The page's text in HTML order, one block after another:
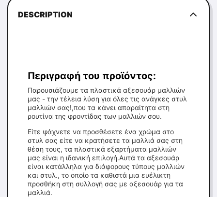
DESCRIPTION
Περιγραφή του προϊόντος:
Παρουσιάζουμε τα πλαστικά αξεσουάρ μαλλιών
μας - την τέλεια λύση για όλες τις ανάγκες στυλ
μαλλιών σας!,που τα κάνει απαραίτητα στη
ρουτίνα της φροντίδας των μαλλιών σου.
Είτε ψάχνετε να προσθέσετε ένα χρώμα στο
στυλ σας είτε να κρατήσετε τα μαλλιά σας στη
θέση τους, τα πλαστικά εξαρτήματα μαλλιών
μας είναι η ιδανική επιλογή.Αυτά τα αξεσουάρ
είναι κατάλληλα για διάφορους τύπους μαλλιών
και στυλ., το οποίο τα καθιστά μια ευέλικτη
προσθήκη στη συλλογή σας με αξεσουάρ για τα
μαλλιά.